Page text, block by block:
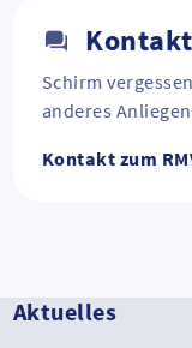
Kontakt
Schirm
anderes
Kontakt zum
Aktuelles